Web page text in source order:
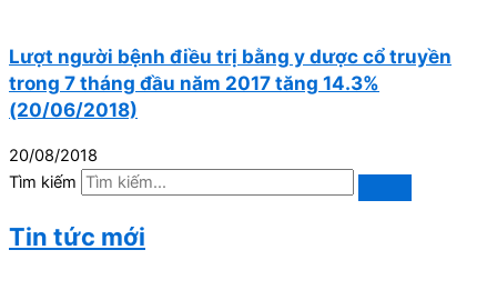
Lượt người bệnh điều trị bằng y dược cổ truyền
trong 7 tháng đầu năm 2017 tăng 14.3%
(20/06/2018)
20/08/2018
Tìm kiếm
Tin tức mới